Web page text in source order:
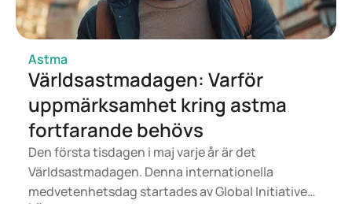
Astma
Världsastmadagen: Varför
uppmärksamhet kring astma
fortfarande behövs
Den första tisdagen i maj varje år är det
Världsastmadagen. Denna internationella
medvetenhetsdag startades av Global Initiative